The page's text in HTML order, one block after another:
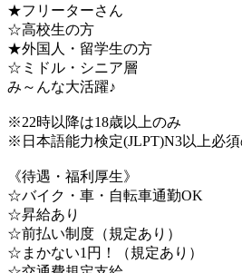
★フリーターさん
☆高校生の方
★外国人・留学生の方
☆ミドル・シニア層
み～んな大活躍♪
※22時以降は18歳以上のみ
※日本語能力検定(JLPT)N3以上必須
《待遇・福利厚生》
☆バイク・車・自転車通勤OK
☆昇給あり
☆前払い制度（規定あり）
☆まかない1円！（規定あり）